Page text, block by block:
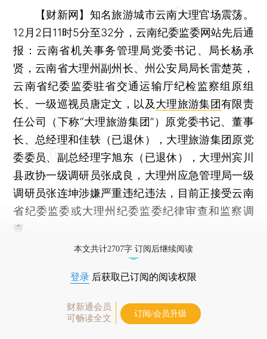
【财新网】 知名旅游城市云南大理官场震荡。
12月2日11时5分至32分，云南纪委监委网站先后通
报：云南省机关事务管理局党委书记、局长杨承
贤，云南省大理州副州长、州公安局局长雷楚英，
云南省纪委监委驻省交通运输厅纪检监察组原组
长、一级巡视员唐定文，以及大理旅游集团有限责
任公司（下称“大理旅游集团”）原党委书记、董事
长、总经理和佳轶（已退休），大理旅游集团原党
委委员、副总经理字旭东（已退休），大理州宾川
县政协一级调研员张成良，大理州应急管理局一级
调研员张连坤涉嫌严重违纪违法，目前正接受云南
省纪委监委或大理州纪委监委纪律审查和监察调
查。
本文共计2707字 订阅后继续阅读
登录 后获取已订阅的阅读权限
财新通会员
可畅读全文
订阅/会员升级